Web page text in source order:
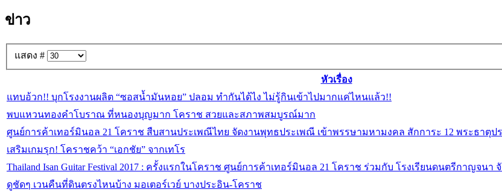
ข่าว
แสดง #
หัวเรื่อง
แทบอ้วก!! บุกโรงงานผลิต “ซอสน้ำมันหอย” ปลอม ทำกันได้ไง ไม่รู้กินเข้าไปมากแค่ไหนแล้ว!!
พบแหวนทองคำโบราณ ที่หนองบุญมาก โคราช สวยและสภาพสมบูรณ์มาก
ศูนย์การค้าเทอร์มินอล 21 โคราช สืบสานประเพณีไทย จัดงานพุทธประเพณี เข้าพรรษามหามงคล สักการะ 12 พระธาตุป
เสริมเกมรุก! โคราชคว้า “เอกชัย” จากเทโร
Thailand Isan Guitar Festival 2017 : ครั้งแรกในโคราช ศูนย์การค้าเทอร์มินอล 21 โคราช ร่วมกับ โรงเรียนดนตรีกาญจ
ดูชัดๆ เวนคืนที่ดินตรงไหนบ้าง มอเตอร์เวย์ บางประอิน-โคราช